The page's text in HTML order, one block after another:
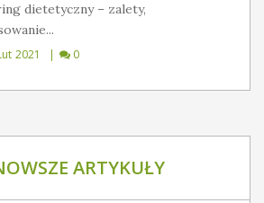
dietetyczny – zalety,
2021 0
ARTYKUŁY